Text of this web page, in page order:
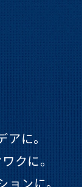
に。
クに。
ンに。